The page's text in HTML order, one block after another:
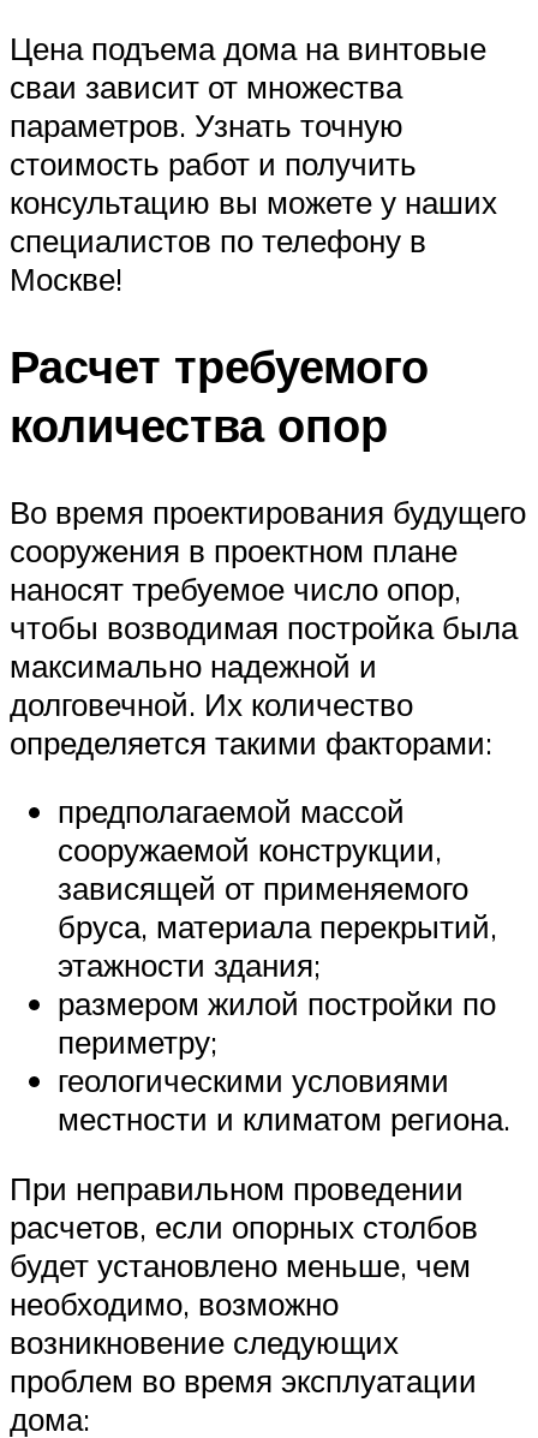
Цена подъема дома на винтовые
сваи зависит от множества
параметров. Узнать точную
стоимость работ и получить
консультацию вы можете у наших
специалистов по телефону в
Москве!
Расчет требуемого
количества опор
Во время проектирования будущего
сооружения в проектном плане
наносят требуемое число опор,
чтобы возводимая постройка была
максимально надежной и
долговечной. Их количество
определяется такими факторами:
предполагаемой массой
сооружаемой конструкции,
зависящей от применяемого
бруса, материала перекрытий,
этажности здания;
размером жилой постройки по
периметру;
геологическими условиями
местности и климатом региона.
При неправильном проведении
расчетов, если опорных столбов
будет установлено меньше, чем
необходимо, возможно
возникновение следующих
проблем во время эксплуатации
дома: